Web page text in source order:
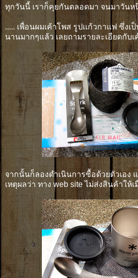
ทุกวันนี้ เราก็คุยกันตลอดมา จนมาวันห
..... เพื่อนผมเค้าโพส รูปเเก้วกาแฟ ซึ่งเ
นานมากๆแล้ว เลยถามรายละเอียดกับเ
จากนั้นก็ลองดำเนินการซื้อด้วยตัวเอง
เหตุผลว่า ทาง web site ไม่ส่งสินค้าให้เ